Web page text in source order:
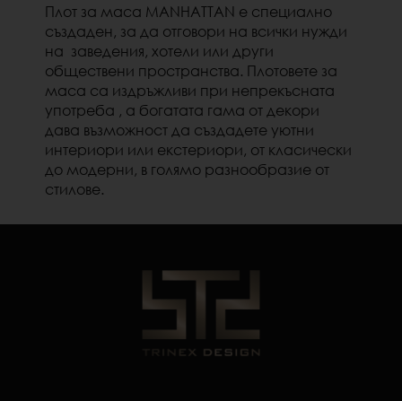
Плот за маса MANHATTAN е специално
създаден, за да отговори на всички нужди
на заведения, хотели или други
обществени пространства. Плотовете за
маса са издръжливи при непрекъсната
употреба , а богатата гама от декори
дава възможност да създадете уютни
интериори или екстериори, от класически
до модерни, в голямо разнообразие от
стилове.